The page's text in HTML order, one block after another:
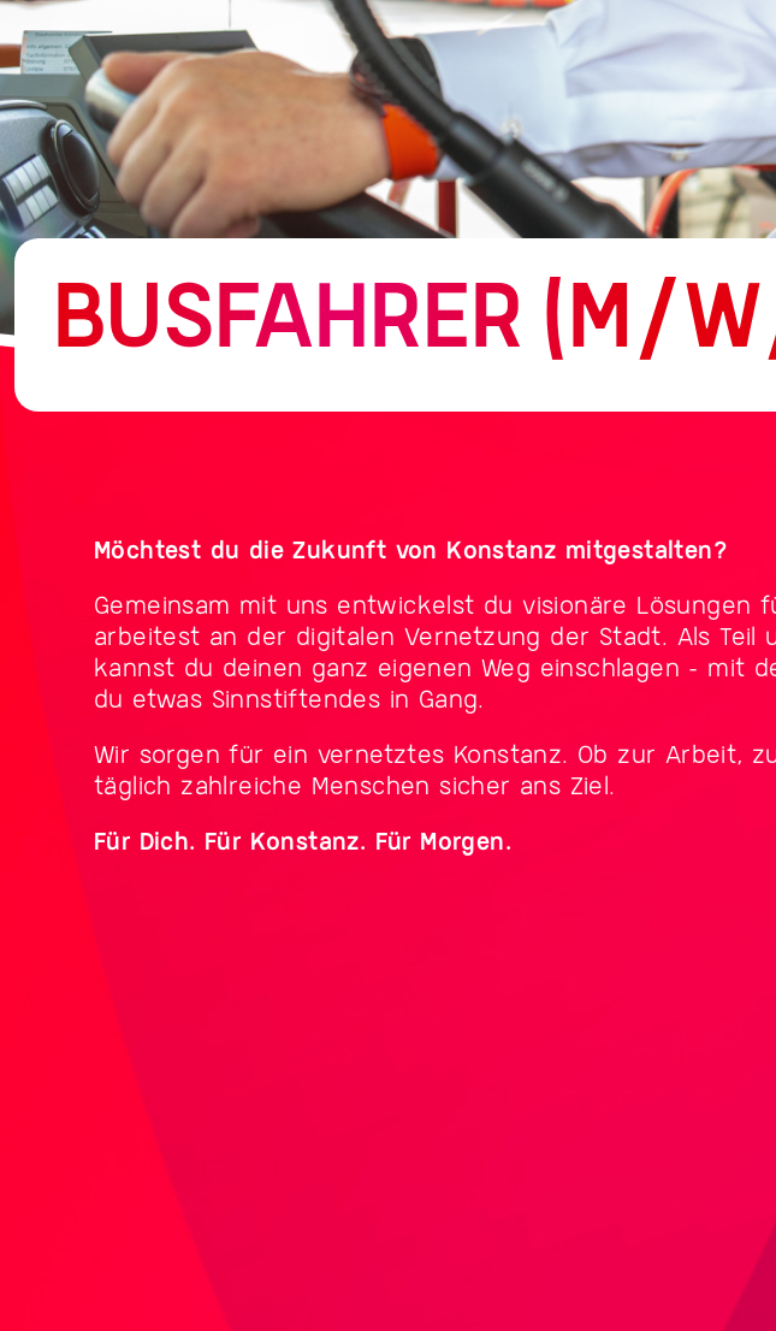
BUSFAHRER (M/
Möchtest du die Zukunft von Konstanz mitgestalten?
Gemeinsam mit uns entwickelst du visionäre
arbeitest an der digitalen Vernetzung der Stadt. Als
kannst du deinen ganz eigenen Weg einschlagen – mit
du etwas Sinnstiftendes in Gang.
Wir sorgen für ein vernetztes Konstanz. Ob zur Arbeit,
täglich zahlreiche Menschen sicher ans Ziel.
Für Dich. Für Konstanz. Für Morgen.